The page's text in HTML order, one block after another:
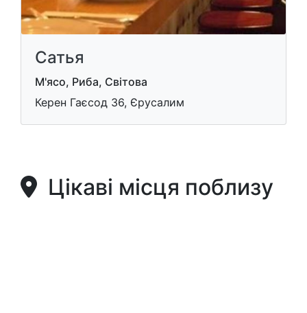
Сатья
М'ясо, Риба, Світова
Керен Гаєсод 36, Єрусалим
Цікаві місця поблизу